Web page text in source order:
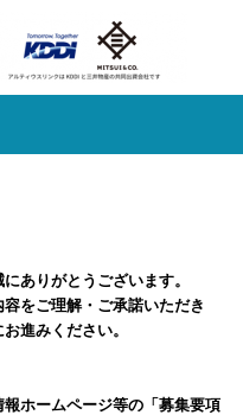
ありがとうございます。
をご理解・ご承諾いただき
進みください。
ホームページ等の「募集要項